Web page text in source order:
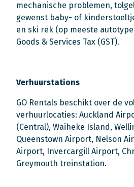
mechanische problemen,
gewenst baby- of
en ski rek (op meeste
Goods & Services Tax (GST).
Verhuurstations
GO Rentals beschikt over de
verhuurlocaties: Auckland
(Central), Waiheke Island,
Queenstown Airport, Nelson
Airport, Invercargill Airport,
Greymouth treinstation.